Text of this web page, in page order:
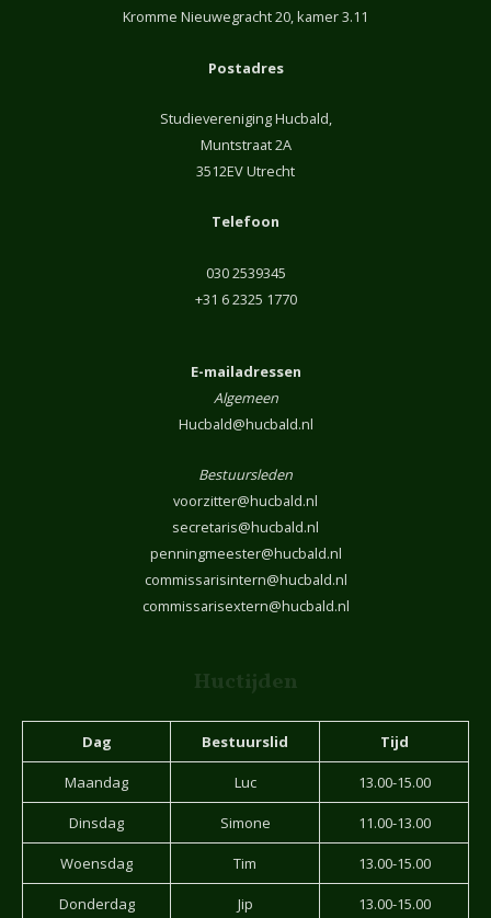
Kromme Nieuwegracht 20, kamer 3.11
Postadres
Studievereniging Hucbald,
Muntstraat 2A
3512EV Utrecht
Telefoon
030 2539345
+31 6 2325 1770
E-mailadressen
Algemeen
Hucbald@hucbald.nl
Bestuursleden
voorzitter@hucbald.nl
secretaris@hucbald.nl
penningmeester@hucbald.nl
commissarisintern@hucbald.nl
commissarisextern@hucbald.nl
Huctijden
Dag Bestuurslid Tijd
Maandag Luc 13.00-15.00
Dinsdag Simone 11.00-13.00
Woensdag Tim 13.00-15.00
Donderdag Jip 13.00-15.00